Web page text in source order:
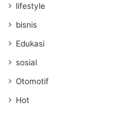
lifestyle
bisnis
Edukasi
sosial
Otomotif
Hot